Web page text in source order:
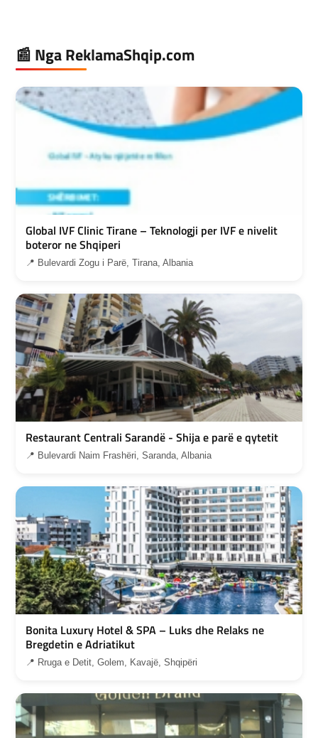
📰 Nga ReklamaShqip.com
Global IVF Clinic Tirane – Teknologji per IVF e nivelit
boteror ne Shqiperi
📍 Bulevardi Zogu i Parë, Tirana, Albania
Restaurant Centrali Sarandë - Shija e parë e qytetit
📍 Bulevardi Naim Frashëri, Saranda, Albania
Bonita Luxury Hotel & SPA – Luks dhe Relaks ne
Bregdetin e Adriatikut
📍 Rruga e Detit, Golem, Kavajë, Shqipëri